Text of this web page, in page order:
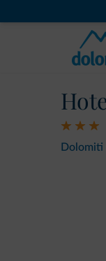
Dolomiti